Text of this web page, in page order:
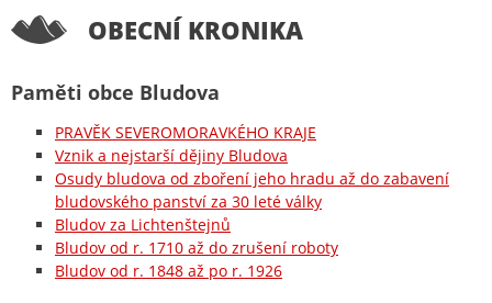
OBECNÍ KRONIKA
Paměti obce Bludova
PRAVĚK SEVEROMORAVKÉHO KRAJE
Vznik a nejstarší dějiny Bludova
Osudy bludova od zboření jeho hradu až do zabavení
bludovského panství za 30 leté války
Bludov za Lichtenštejnů
Bludov od r. 1710 až do zrušení roboty
Bludov od r. 1848 až po r. 1926